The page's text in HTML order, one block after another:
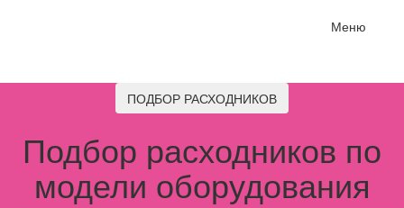
Меню
ПОДБОР РАСХОДНИКОВ
Подбор расходников по
модели оборудования